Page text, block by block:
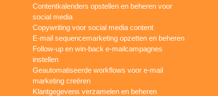
Contentkalenders opstellen en beheren voor
social media
Copywriting voor social media content
E-mail sequencemarketing opzetten en beheren
Follow-up en win-back e-mailcampagnes
instellen
Geautomatiseerde workflows voor e-mail
marketing creëren
Klantgegevens verzamelen en beheren